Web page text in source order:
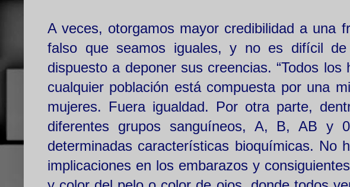
A veces, otorgamos mayor credibilidad a una
falso que seamos iguales, y no es difícil
dispuesto a deponer sus creencias. “Todos
cualquier población está compuesta por una
mujeres. Fuera igualdad. Por otra parte,
diferentes grupos sanguíneos, A, B, AB y
determinadas características bioquímicas. No
implicaciones en los embarazos y